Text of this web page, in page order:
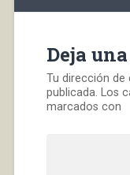
Deja
Tu dirección
publicada. Los
marcados con